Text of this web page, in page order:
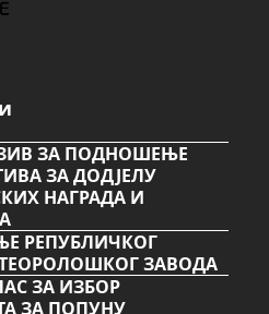
ЗА ПОДНОШЕЊЕ
ЗА ДОДЈЕЛУ
НАГРАДА И
РЕПУБЛИЧКОГ
ЗАВОДА
ЗА ИЗБОР
ЗА ПОПУНУ